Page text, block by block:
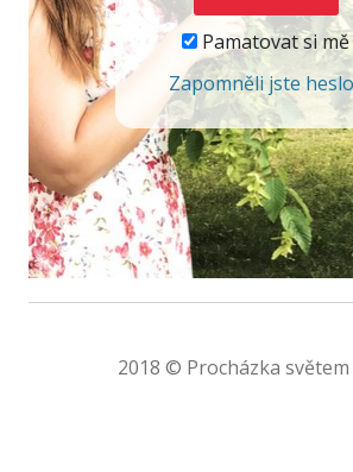
Pamatovat si mě
Zapomněli jste
2018 © Procházka